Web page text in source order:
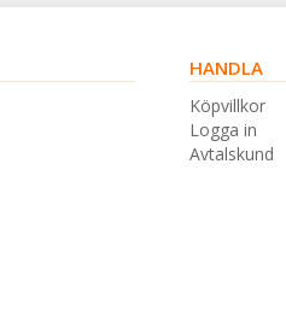
HANDLA
Köpvillkor
Logga in
Avtalskund